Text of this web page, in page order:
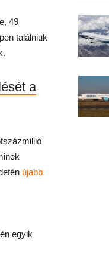
49
találniuk
a
újabb
egyik